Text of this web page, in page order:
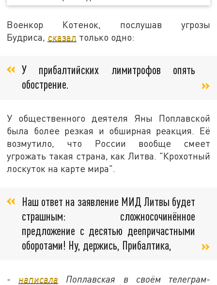
Военкор Котенок, послушав угрозы
Будриса, сказал только одно:
У прибалтийских лимитрофов опять
обострение.
У общественного деятеля Яны Поплавской
была более резкая и обширная реакция. Её
возмутило, что России вообще смеет
угрожать такая страна, как Литва. "Крохотный
лоскуток на карте мира".
Наш ответ на заявление МИД Литвы будет
страшным: сложносочинённое
предложение с десятью деепричастными
оборотами! Ну, держись, Прибалтика,
- написала Поплавская в своём телеграм-